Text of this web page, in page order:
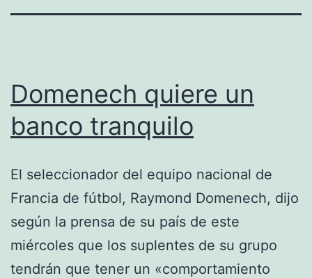
Domenech quiere un
banco tranquilo
El seleccionador del equipo nacional de
Francia de fútbol, Raymond Domenech, dijo
según la prensa de su país de este
miércoles que los suplentes de su grupo
tendrán que tener un «comportamiento